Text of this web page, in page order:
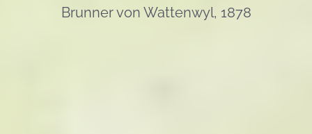
Brunner von Wattenwyl, 1878